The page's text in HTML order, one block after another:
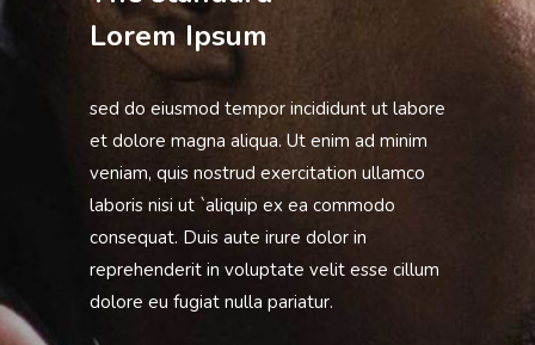
Lorem Ipsum
sed do eiusmod tempor incididunt ut labore
et dolore magna aliqua. Ut enim ad minim
veniam, quis nostrud exercitation ullamco
laboris nisi ut `aliquip ex ea commodo
consequat. Duis aute irure dolor in
reprehenderit in voluptate velit esse cillum
dolore eu fugiat nulla pariatur.